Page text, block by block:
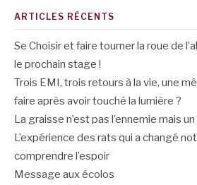
ARTICLES RÉCENTS
Se Choisir et faire tourner la roue de
le prochain stage !
Trois EMI, trois retours à la vie, une
faire après avoir touché la lumière ?
La graisse n’est pas l’ennemie mais
L’expérience des rats qui a changé
comprendre l’espoir
Message aux écolos